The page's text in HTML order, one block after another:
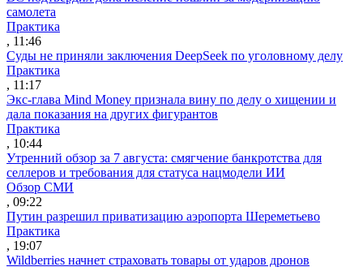
самолета
Практика
, 11:46
Суды не приняли заключения DeepSeek по уголовному делу
Практика
, 11:17
Экс-глава Mind Money признала вину по делу о хищении и
дала показания на других фигурантов
Практика
, 10:44
Утренний обзор за 7 августа: смягчение банкротства для
селлеров и требования для статуса нацмодели ИИ
Обзор СМИ
, 09:22
Путин разрешил приватизацию аэропорта Шереметьево
Практика
, 19:07
Wildberries начнет страховать товары от ударов дронов